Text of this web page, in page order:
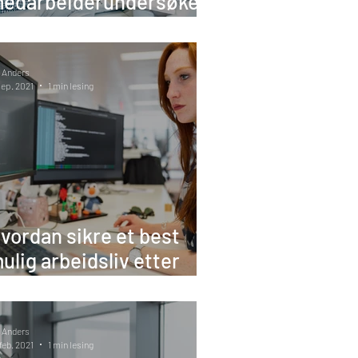
sikre et best
arbeidsliv etter
Anders
2021
1 min lesing
Anders
2021
1 min lesing